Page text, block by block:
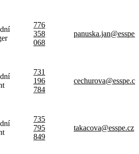
776
358
068
731
196
784
cechurova@esspe.cz
735
795
849
takacova@esspe.cz